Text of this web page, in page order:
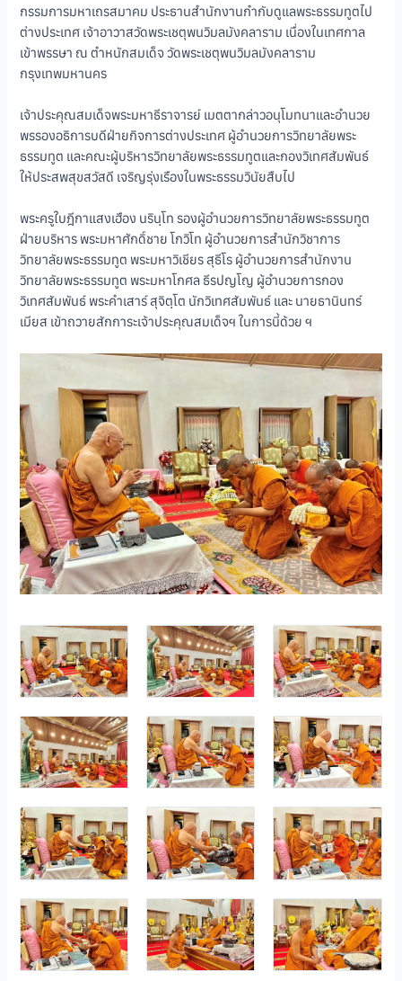
กรรมการมหาเถรสมาคม ประธานสำนักงานกำกับดูแลพระธรรมทูตไป
ต่างประเทศ เจ้าอาวาสวัดพระเชตุพนวิมลมังคลาราม เนื่องในเทศกาล
เข้าพรรษา ณ ตำหนักสมเด็จ วัดพระเชตุพนวิมลมังคลาราม
กรุงเทพมหานคร
เจ้าประคุณสมเด็จพระมหาธีราจารย์ เมตตากล่าวอนุโมทนาและอำนวย
พรรองอธิการบดีฝ่ายกิจการต่างประเทศ ผู้อำนวยการวิทยาลัยพระ
ธรรมทูต และคณะผู้บริหารวิทยาลัยพระธรรมทูตและกองวิเทศสัมพันธ์
ให้ประสพสุขสวัสดี เจริญรุ่งเรืองในพระธรรมวินัยสืบไป
พระครูใบฎีกาแสงเฮือง นรินฺโท รองผู้อำนวยการวิทยาลัยพระธรรมทูต
ฝ่ายบริหาร พระมหาศักดิ์ชาย โกวิโท ผู้อำนวยการสำนักวิชาการ
วิทยาลัยพระธรรมทูต พระมหาวิเชียร สุธีโร ผู้อำนวยการสำนักงาน
วิทยาลัยพระธรรมทูต พระมหาโกศล ธีรปญโญ ผู้อำนวยการกอง
วิเทศสัมพันธ์ พระคำเสาร์ สุจิตฺโต นักวิเทศสัมพันธ์ และ นายธานินทร์
เมียส เข้าถวายสักการะเจ้าประคุณสมเด็จฯ ในการนี้ด้วย ฯ